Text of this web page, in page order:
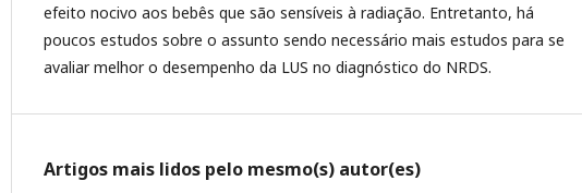
efeito nocivo aos bebês que são sensíveis à radiação. Entretanto, há
poucos estudos sobre o assunto sendo necessário mais estudos para se
avaliar melhor o desempenho da LUS no diagnóstico do NRDS.
Artigos mais lidos pelo mesmo(s) autor(es)